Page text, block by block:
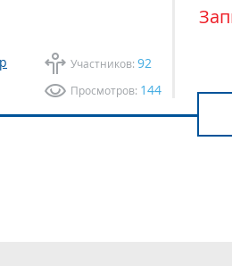
Участников: 92
Просмотров: 144